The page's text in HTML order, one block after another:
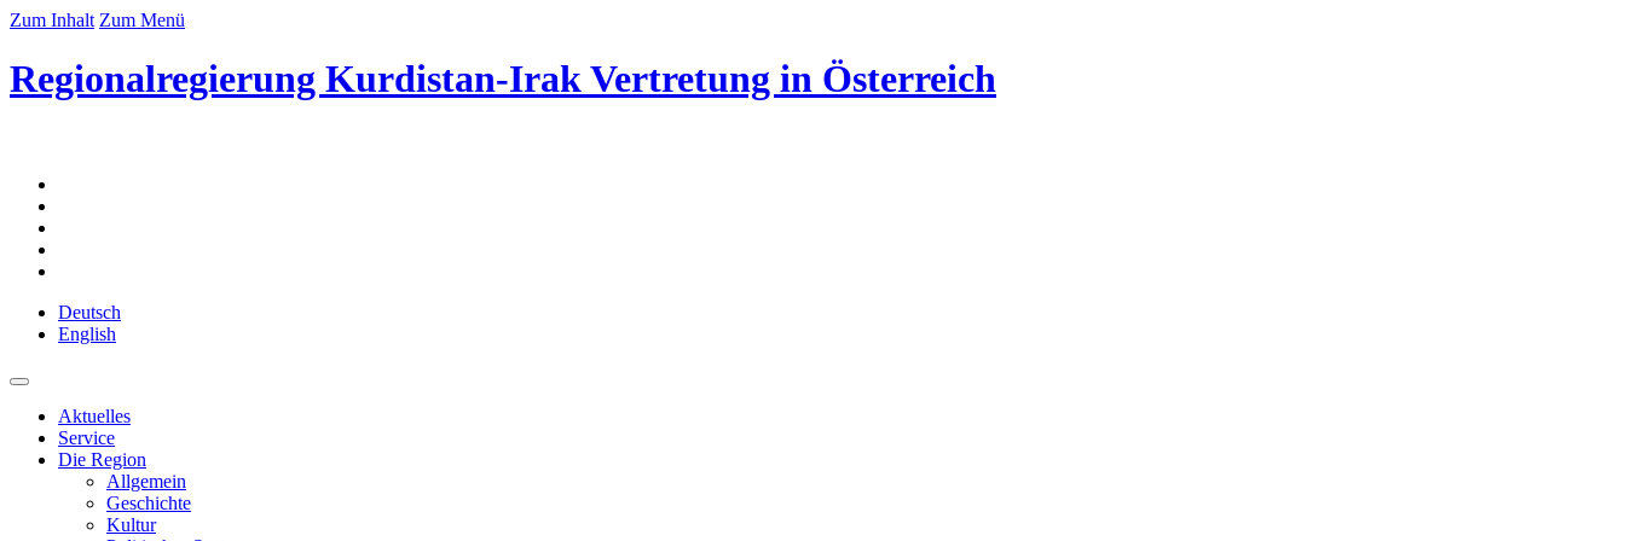
Zum Inhalt Zum Menü
Regionalregierung Kurdistan-Irak Vertretung in Österreich
Deutsch
English
Aktuelles
Service
Die Region
Allgemein
Geschichte
Kultur